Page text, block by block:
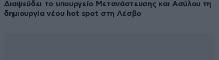
Διαψεύδει το υπουργείο Μετανάστευσης και Ασύλου τη
δημιουργία νέου hot spot στη Λέσβο